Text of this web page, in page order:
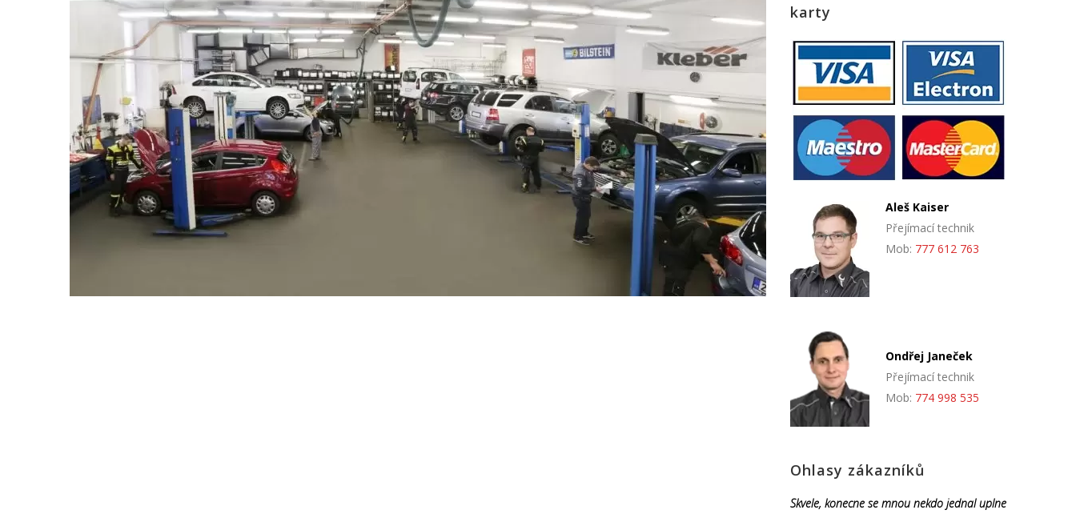
karty
Aleš Kaiser
Přejímací technik
Mob: 777 612 763
Ondřej Janeček
Přejímací technik
Mob: 774 998 535
Ohlasy zákazníků
Skvele, konecne se mnou nekdo jednal uplne